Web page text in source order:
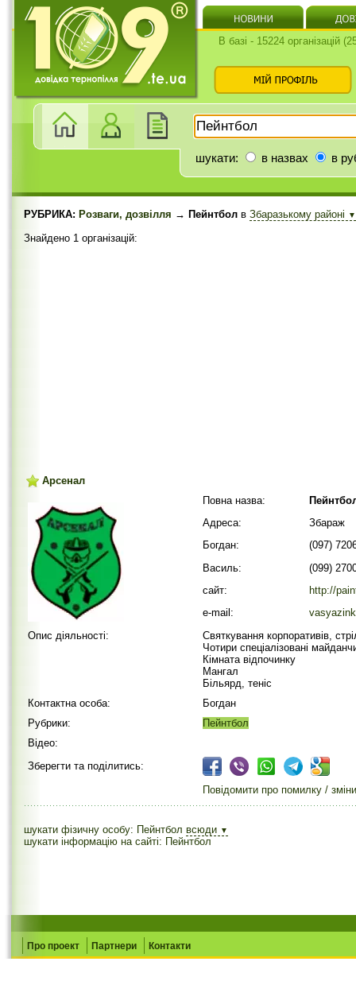
В базі - 15224 організацій
шукати: в назвах в
РУБРИКА: Розваги, дозвілля → Пейнтбол в Збаразькому районі ▼
Знайдено 1 організацій:
Арсенал
Повна назва:
Адреса:
Збараж
Богдан:
(097)
Василь:
(099)
сайт:
http://
e-mail:
Опис діяльності:
Святкування корпоративів,
Чотири спеціалізовані
Кімната відпочинку
Мангал
Більярд, теніс
Контактна особа:
Богдан
Рубрики:
Пейнтбол
Відео:
Зберегти та поділитись:
Повідомити про помилку / зміни
шукати фізичну особу: Пейнтбол всюди ▼
шукати інформацію на сайті: Пейнтбол
Про проект Партнери Контакти